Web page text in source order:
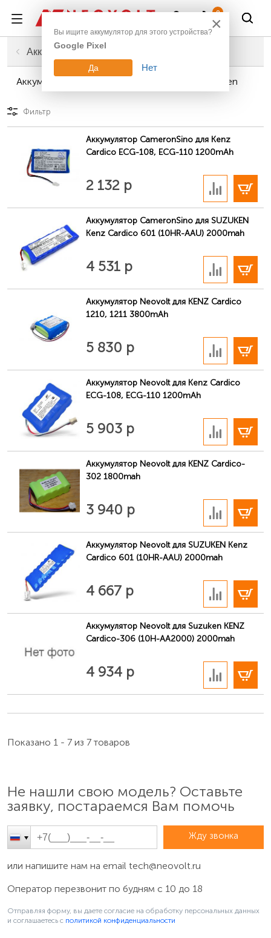
0
Главная
Промышленное оборудование
Аккумуляторы для медицинской техники
Аккумуляторы для медицинской техники Suzuken
Фильтр
Аккумулятор CameronSino для Kenz
Cardico ECG-108, ECG-110 1200mAh
2 132 р
Аккумулятор CameronSino для SUZUKEN
Kenz Cardico 601 (10HR-AAU) 2000mah
4 531 р
Аккумулятор Neovolt для KENZ Cardico
1210, 1211 3800mAh
5 830 р
Аккумулятор Neovolt для Kenz Cardico
ECG-108, ECG-110 1200mAh
5 903 р
Аккумулятор Neovolt для KENZ Cardico-
302 1800mah
3 940 р
Аккумулятор Neovolt для SUZUKEN Kenz
Cardico 601 (10HR-AAU) 2000mah
4 667 р
Аккумулятор Neovolt для Suzuken KENZ
Cardico-306 (10H-AA2000) 2000mah
4 934 р
Показано 1 - 7 из 7 товаров
Не нашли свою модель? Оставьте
заявку, постараемся Вам помочь
Жду звонка
или напишите нам на email tech@neovolt.ru
Оператор перезвонит по будням с 10 до 18
Отправляя форму, вы даете согласие на обработку персональных данных
и соглашаетесь c политикой конфиденциальности
×
Вы ищите аккумулятор для этого устройства?
Google Pixel
Да Нет